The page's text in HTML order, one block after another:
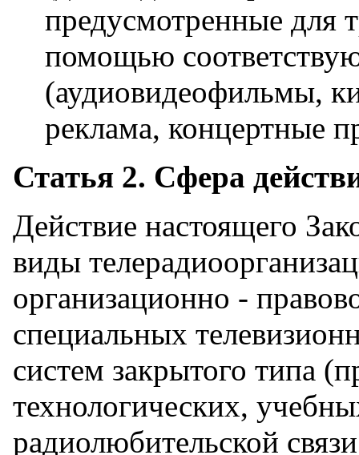
предусмотренные для
помощью
(аудиовидеофильмы,
реклама, концертные
Статья 2. Сфера
Действие настоящего
виды
организационно -
специальных
систем закрытого типа
технологических,
радиолюбительской